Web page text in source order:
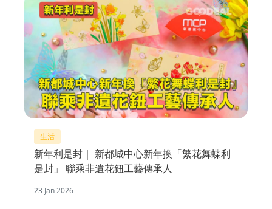
生活
新年利是封｜ 新都城中心新年換「繁花舞蝶利
是封」 聯乘非遺花鈕工藝傳承人
23 Jan 2026